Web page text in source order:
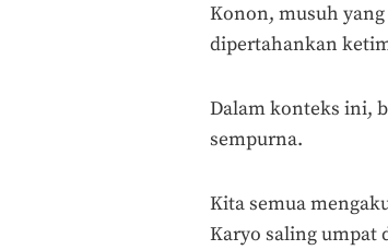
Konon, musuh
dipertahankan
Dalam konteks ini,
sempurna.
Kita semua
Karyo saling umpat